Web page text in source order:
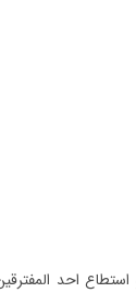
احد